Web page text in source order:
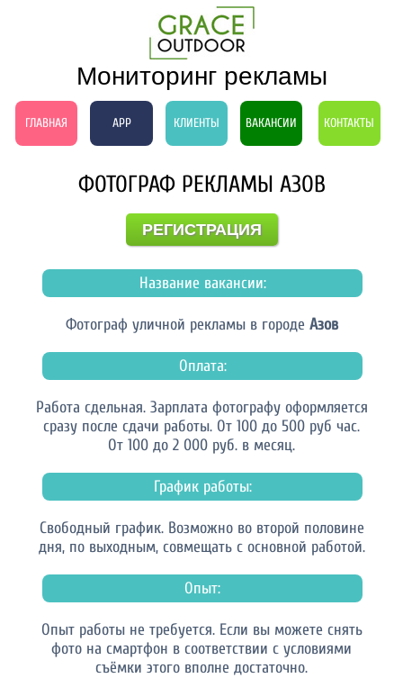
Мониторинг рекламы
ГЛАВНАЯ APP КЛИЕНТЫ ВАКАНСИИ КОНТАКТЫ
ФОТОГРАФ РЕКЛАМЫ АЗОВ
РЕГИСТРАЦИЯ
Название вакансии:
Фотограф уличной рекламы в городе Азов
Оплата:
Работа сдельная. Зарплата фотографу оформляется
сразу после сдачи работы. От 100 до 500 руб час.
От 100 до 2 000 руб. в месяц.
График работы:
Свободный график. Возможно во второй половине
дня, по выходным, совмещать с основной работой.
Опыт:
Опыт работы не требуется. Если вы можете снять
фото на смартфон в соответствии с условиями
съёмки этого вполне достаточно.